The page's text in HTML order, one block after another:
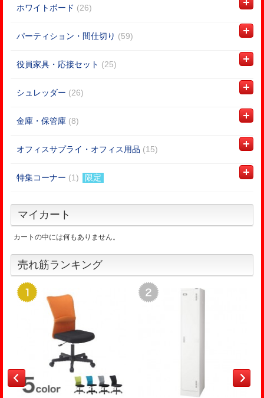
ホワイトボード (26)
パーティション・間仕切り (59)
役員家具・応接セット (25)
シュレッダー (26)
金庫・保管庫 (8)
オフィスサプライ・オフィス用品 (15)
特集コーナー (1) 限定
マイカート
カートの中には何もありません。
売れ筋ランキング